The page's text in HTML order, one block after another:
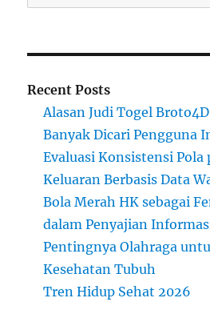
Recent Posts
Alasan Judi Togel
Banyak Dicari Pengguna
Evaluasi Konsistensi Pola
Keluaran Berbasis Data
Bola Merah HK sebagai
dalam Penyajian
Pentingnya Olahraga
Kesehatan Tubuh
Tren Hidup Sehat 2026